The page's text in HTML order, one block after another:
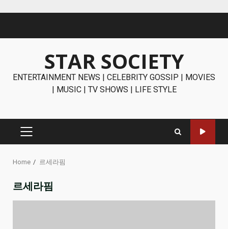
STAR SOCIETY
ENTERTAINMENT NEWS | CELEBRITY GOSSIP | MOVIES
| MUSIC | TV SHOWS | LIFE STYLE
PRIMARY
Home 르세라핌
르세라핌